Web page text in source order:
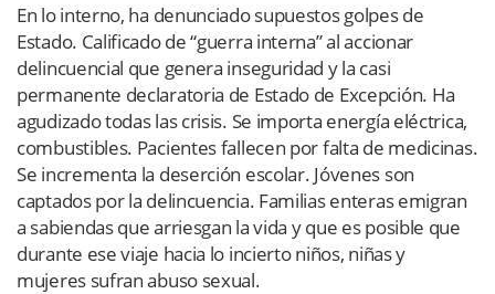
En lo interno, ha denunciado supuestos golpes de
Estado. Calificado de “guerra interna” al accionar
delincuencial que genera inseguridad y la casi
permanente declaratoria de Estado de Excepción. Ha
agudizado todas las crisis. Se importa energía eléctrica,
combustibles. Pacientes fallecen por falta de medicinas.
Se incrementa la deserción escolar. Jóvenes son
captados por la delincuencia. Familias enteras emigran
a sabiendas que arriesgan la vida y que es posible que
durante ese viaje hacia lo incierto niños, niñas y
mujeres sufran abuso sexual.